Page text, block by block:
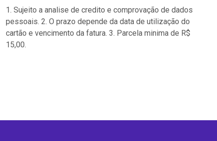
1. Sujeito a analise de credito e comprovação de dados
pessoais. 2. O prazo depende da data de utilização do
cartão e vencimento da fatura. 3. Parcela minima de R$
15,00.